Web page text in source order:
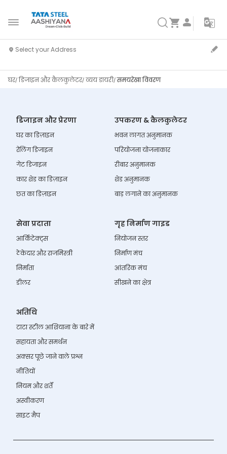
घर डिजाइन और कैलकुलेटर व्यय डायरी समयरेखा विवरण
डिजाइन और प्रेरणा
घर का डिज़ाइन
रेलिंग डिजाइन
गेट डिजाइन
कार शेड का डिज़ाइन
छत का डिज़ाइन
उपकरण & कैलकुलेटर
भवन लागत अनुमानक
परियोजना योजनाकार
रीबार अनुमानक
शेड अनुमानक
बाड़ लगाने का अनुमानक
सेवा प्रदाता
आर्किटेक्ट्स
ठेकेदार और राजमिस्त्री
निर्माता
डीलर
गृह निर्माण गाइड
नियोजन स्तर
निर्माण मंच
आंतरिक मंच
सीखने का क्षेत्र
अतिथि
टाटा स्टील आशियाना के बारे में
सहायता और समर्थन
अक्सर पूछे जाने वाले प्रश्न
नीतियों
नियम और शर्तें
अस्वीकरण
साइट मैप